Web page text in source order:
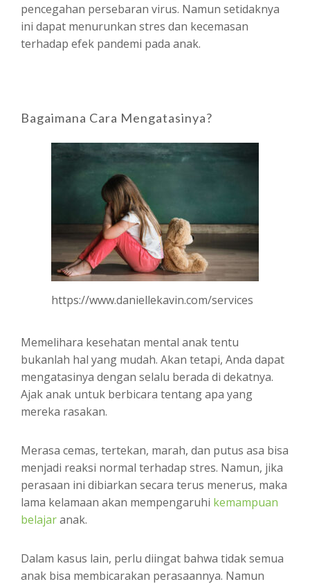
pencegahan persebaran virus. Namun setidaknya
ini dapat menurunkan stres dan kecemasan
terhadap efek pandemi pada anak.
Bagaimana Cara Mengatasinya?
https://www.daniellekavin.com/services
Memelihara kesehatan mental anak tentu
bukanlah hal yang mudah. Akan tetapi, Anda dapat
mengatasinya dengan selalu berada di dekatnya.
Ajak anak untuk berbicara tentang apa yang
mereka rasakan.
Merasa cemas, tertekan, marah, dan putus asa bisa
menjadi reaksi normal terhadap stres. Namun, jika
perasaan ini dibiarkan secara terus menerus, maka
lama kelamaan akan mempengaruhi kemampuan
belajaranak.
Dalam kasus lain, perlu diingat bahwa tidak semua
anak bisa membicarakan perasaannya. Namun